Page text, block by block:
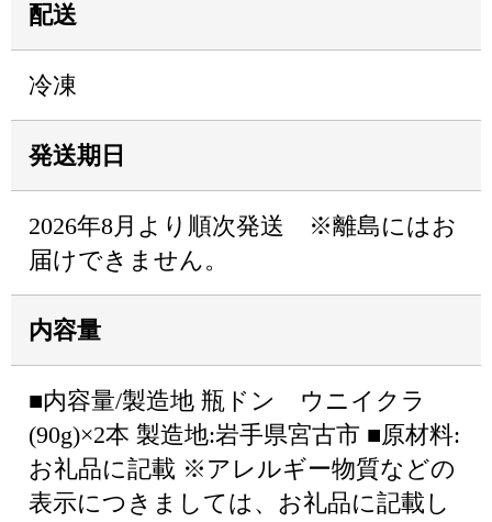
配送
冷凍
発送期日
2026年8月より順次発送 ※離島にはお
届けできません。
内容量
■内容量/製造地 瓶ドン ウニイクラ
(90g)×2本 製造地:岩手県宮古市 ■原材料:
お礼品に記載 ※アレルギー物質などの
表示につきましては、お礼品に記載し